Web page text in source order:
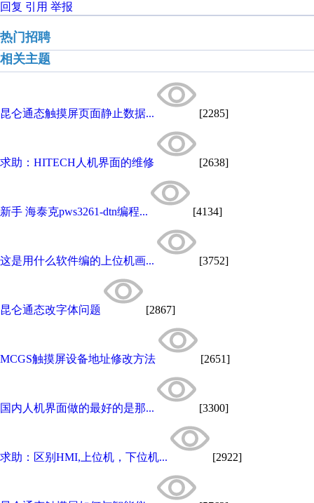
回复 引用 举报
热门招聘
相关主题
昆仑通态触摸屏页面静止数据... [2285]
求助：HITECH人机界面的维修 [2638]
新手 海泰克pws3261-dtn编程... [4134]
这是用什么软件编的上位机画... [3752]
昆仑通态改字体问题 [2867]
MCGS触摸屏设备地址修改方法 [2651]
国内人机界面做的最好的是那... [3300]
求助：区别HMI,上位机，下位机... [2922]